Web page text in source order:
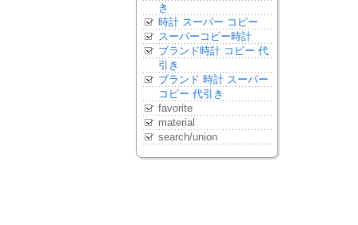
き
時計 スーパー コピー
スーパーコピー時計
ブランド時計 コピー 代
引き
ブランド 時計 スーパー
コピー 代引き
favorite
material
search/union